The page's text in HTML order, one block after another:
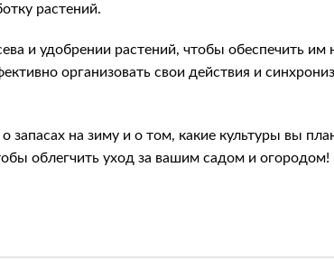
растений.
и удобрении растений, чтобы обеспечить
организовать свои действия и
запасах на зиму и о том, какие культуры вы
облегчить уход за вашим садом и огородом!